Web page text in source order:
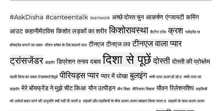
#AskDisha #canteentalk teamwork अच्छे दोस्त चुन आकर्षण एंग्जायटी कमिंग
आउट कहानीमेंटविस किशोर लड़कों का शरीर किशोरावस्था कैंटीन टॉक क्रश गर्लफ्रेंड या
बॉयफ्रेंड बनाने का दबाव जीवन हमेशा के लिए बदलने वाल टीनएज टीनएज लव टीनएज वाला प्यार
ट्रांसजेंडर डाइवोर डिप्रेशन तनाव दबाव दिशा से पूछें दोस्ती दोस्ती की प्रोब्लेम
पहली किस का दबाव #एक्सपर्टसेपूछें पीरियड्स प्यार प्यार में धोखा बुलइंग मम्मी-पापा अलग हो रहे ह मम्मी-पापा का
डाइवोर मेरे बॉयफ्रेंड ने मुझे चीट किआ यौन उत्पीड़न यौन शिक्षा यौनिकता शिक्षक यौवन रिलेशनशिप लड़कियों
को अकेले बाहर जाने की अनुमति क्यों नहीं दी जाती ह लड़कों और लड़कियों के बीच अलग-अलग व्यवहार किया जाता ह लड़कों के साथ अलग-अलग